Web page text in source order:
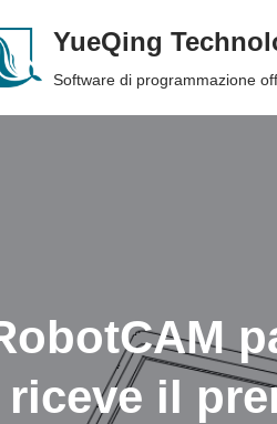
YueQing
Software di programmazione
riceve il